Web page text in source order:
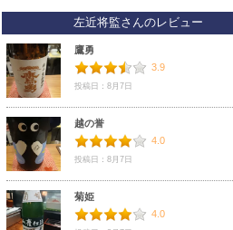
左近将監さんのレビュー
鷹勇
3.9
投稿日：8月7日
越の誉
4.0
投稿日：8月7日
菊姫
4.0